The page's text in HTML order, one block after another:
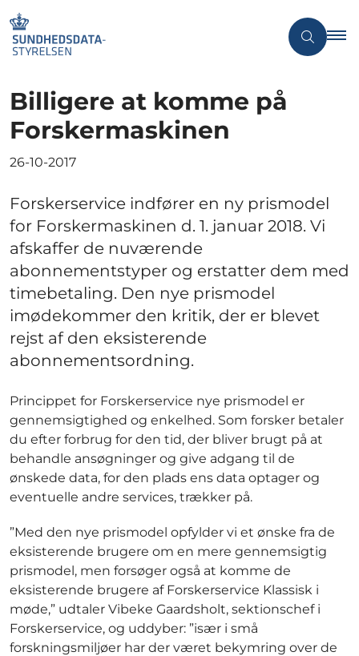
Billigere at komme på
Forskermaskinen
26-10-2017
Forskerservice indfører en ny prismodel
for Forskermaskinen d. 1. januar 2018. Vi
afskaffer de nuværende
abonnementstyper og erstatter dem med
timebetaling. Den nye prismodel
imødekommer den kritik, der er blevet
rejst af den eksisterende
abonnementsordning.
Princippet for Forskerservice nye prismodel er
gennemsigtighed og enkelhed. Som forsker betaler
du efter forbrug for den tid, der bliver brugt på at
behandle ansøgninger og give adgang til de
ønskede data, for den plads ens data optager og
eventuelle andre services, trækker på.
”Med den nye prismodel opfylder vi et ønske fra de
eksisterende brugere om en mere gennemsigtig
prismodel, men forsøger også at komme de
eksisterende brugere af Forskerservice Klassisk i
møde,” udtaler Vibeke Gaardsholt, sektionschef i
Forskerservice, og uddyber: ”især i små
forskningsmiljøer har der været bekymring over de